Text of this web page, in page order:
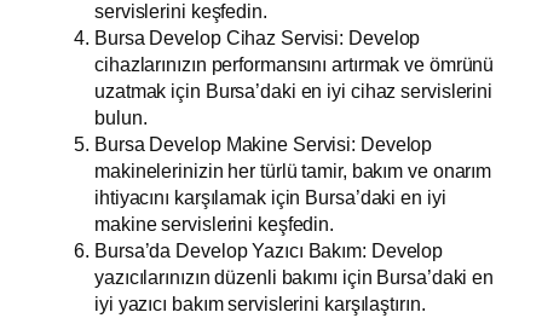
servislerini keşfedin.
Bursa Develop Cihaz Servisi: Develop
cihazlarınızın performansını artırmak ve ömrünü
uzatmak için Bursa’daki en iyi cihaz servislerini
bulun.
Bursa Develop Makine Servisi: Develop
makinelerinizin her türlü tamir, bakım ve onarım
ihtiyacını karşılamak için Bursa’daki en iyi
makine servislerini keşfedin.
Bursa’da Develop Yazıcı Bakım: Develop
yazıcılarınızın düzenli bakımı için Bursa’daki en
iyi yazıcı bakım servislerini karşılaştırın.